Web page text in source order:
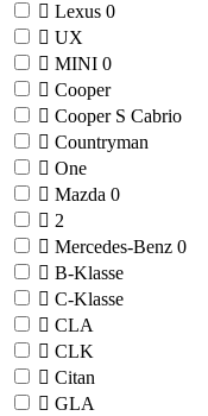
Lexus 0
UX
MINI 0
Cooper
Cooper S Cabrio
Countryman
One
Mazda 0
2
Mercedes-Benz 0
B-Klasse
C-Klasse
CLA
CLK
Citan
GLA